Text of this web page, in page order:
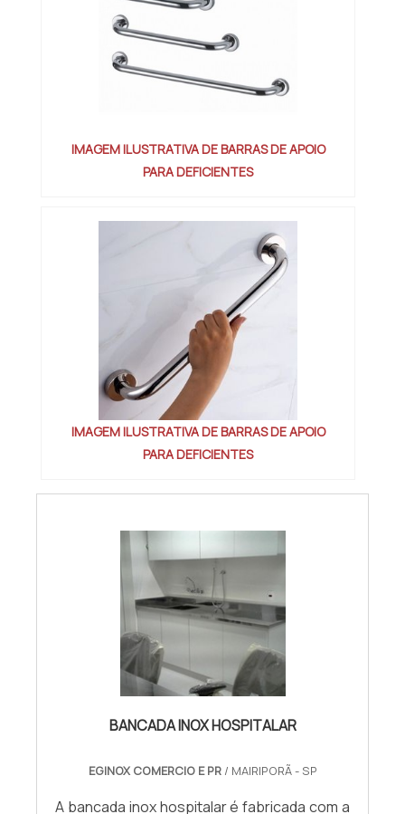
IMAGEM ILUSTRATIVA DE BARRAS DE APOIO
PARA DEFICIENTES
IMAGEM ILUSTRATIVA DE BARRAS DE APOIO
PARA DEFICIENTES
BANCADA INOX HOSPITALAR
EGINOX COMERCIO E PR/ MAIRIPORÃ - SP
A bancada inox hospitalar é fabricada com a